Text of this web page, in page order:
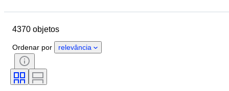
Género
Certificação
Técnica
Assinatura
Encadernação
Idioma
4370 objetos
Ordenar por relevância